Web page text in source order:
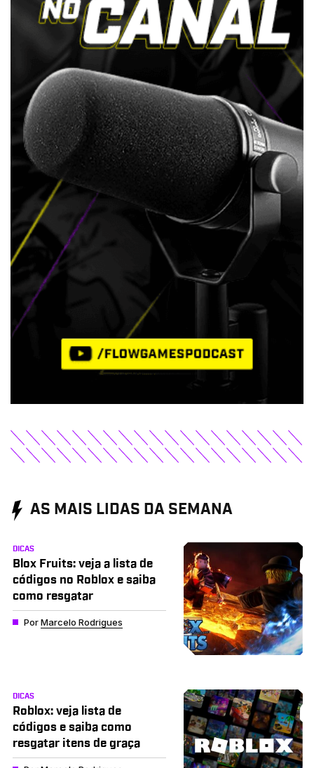
AS MAIS LIDAS DA SEMANA
DICAS
Blox Fruits: veja a lista de
códigos no Roblox e saiba
como resgatar
PorMarcelo Rodrigues
DICAS
Roblox: veja lista de
códigos e saiba como
resgatar itens de graça